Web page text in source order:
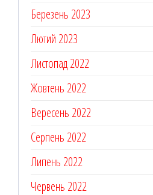
Березень 2023
Лютий 2023
Листопад 2022
Жовтень 2022
Вересень 2022
Серпень 2022
Липень 2022
Червень 2022